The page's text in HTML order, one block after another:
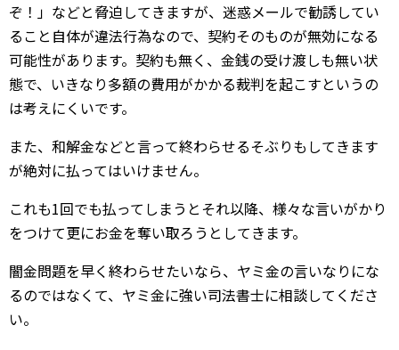
ぞ！」などと脅迫してきますが、迷惑メールで勧誘してい
ること自体が違法行為なので、契約そのものが無効になる
可能性があります。契約も無く、金銭の受け渡しも無い状
態で、いきなり多額の費用がかかる裁判を起こすというの
は考えにくいです。
また、和解金などと言って終わらせるそぶりもしてきます
が絶対に払ってはいけません。
これも1回でも払ってしまうとそれ以降、様々な言いがかり
をつけて更にお金を奪い取ろうとしてきます。
闇金問題を早く終わらせたいなら、ヤミ金の言いなりにな
るのではなくて、ヤミ金に強い司法書士に相談してくださ
い。